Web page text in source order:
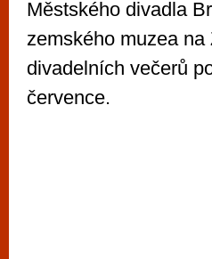
Městského divadla
zemského muzea
divadelních večerů
července.